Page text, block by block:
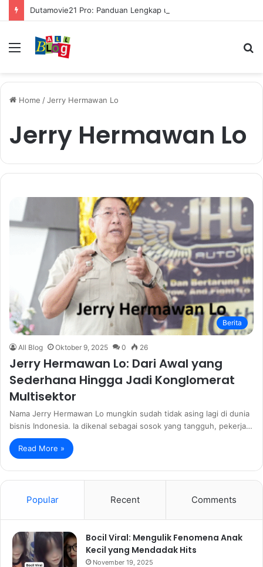
Menu
Home /Jerry Hermawan Lo
Jerry Hermawan Lo
Berita
All Blog Oktober 9, 2025 0 26
Jerry Hermawan Lo: Dari Awal yang
Sederhana Hingga Jadi Konglomerat
Multisektor
Nama Jerry Hermawan Lo mungkin sudah tidak asing lagi di dunia
bisnis Indonesia. Ia dikenal sebagai sosok yang tangguh, pekerja…
Read More »
Popular Recent Comments
Bocil Viral: Mengulik Fenomena Anak
Kecil yang Mendadak Hits
November 19, 2025